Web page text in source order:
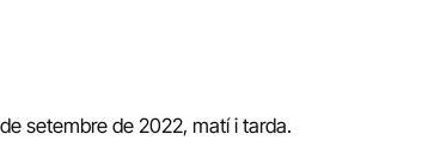
setembre de 2022, matí i tarda.